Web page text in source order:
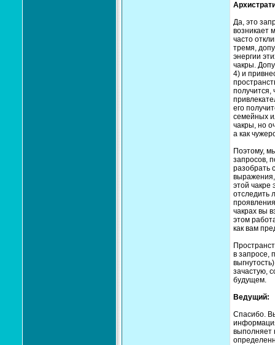
Да, это
возникает
часто
тремя,
энергии
чакры.
4) и
получится,
его
семейных
чакры, но
а как
Поэтому,
запросов,
разобрать
этой чакре
отследить
чакрах вы
этом
как вам
в запросе,
зачастую,
будущем.
Ведущий:
Спасибо.
выполняет